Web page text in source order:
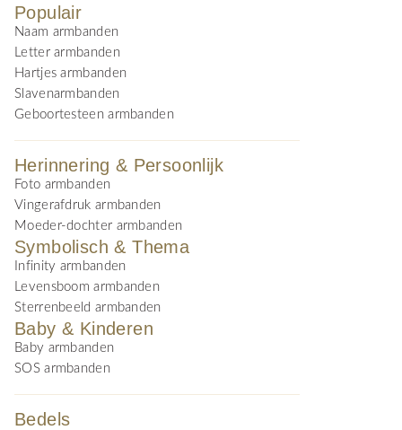
Populair
Naam armbanden
Letter armbanden
Hartjes armbanden
Slavenarmbanden
Geboortesteen armbanden
Herinnering & Persoonlijk
Foto armbanden
Vingerafdruk armbanden
Moeder-dochter armbanden
Symbolisch & Thema
Infinity armbanden
Levensboom armbanden
Sterrenbeeld armbanden
Baby & Kinderen
Baby armbanden
SOS armbanden
Bedels